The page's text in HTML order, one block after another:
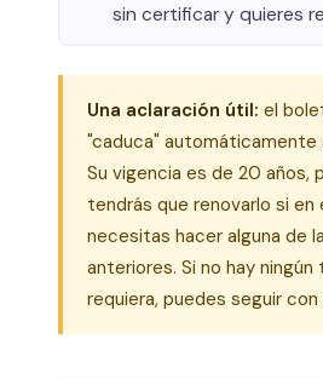
sin certificar y quieres
Una aclaración útil: el
"caduca" automáticamente
Su vigencia es de 20 años,
tendrás que renovarlo si en
necesitas hacer alguna de
anteriores. Si no hay
requiera, puedes seguir con